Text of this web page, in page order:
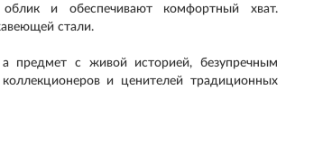
и обеспечивают комфортный хват.
стали.
предмет с живой историей, безупречным
и ценителей традиционных